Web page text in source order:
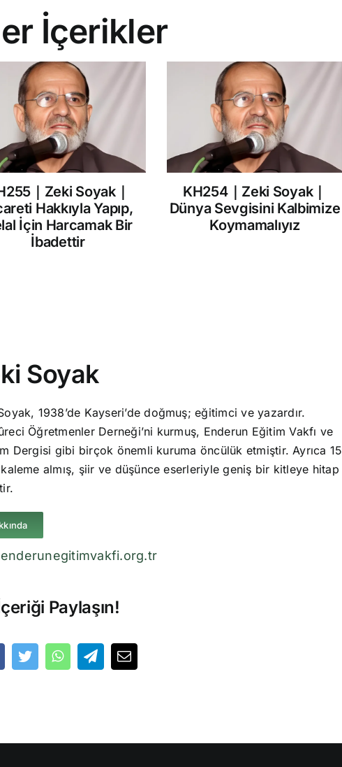
İçerikler
｜Zeki Soyak｜
Hakkıyla Yapıp,
İçin Harcamak Bir
İbadettir
KH254｜Zeki Soyak｜
Dünya Sevgisini Kalbimize
Koymamalıyız
Soyak
1938’de Kayseri’de doğmuş; eğitimci ve yazardır.
Öğretmenler Derneği’ni kurmuş, Enderun Eğitim Vakfı ve
Dergisi gibi birçok önemli kuruma öncülük etmiştir. Ayrıca 15
almış, şiir ve düşünce eserleriyle geniş bir kitleye hitap
enderunegitimvakfi.org.tr
Paylaşın!